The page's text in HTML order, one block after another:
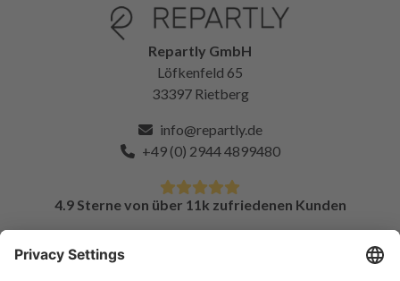
Repartly GmbH
Löfkenfeld 65
33397 Rietberg
info@repartly.de
+49 (0) 2944 4899480
4.9 Sterne von über 11k zufriedenen Kunden